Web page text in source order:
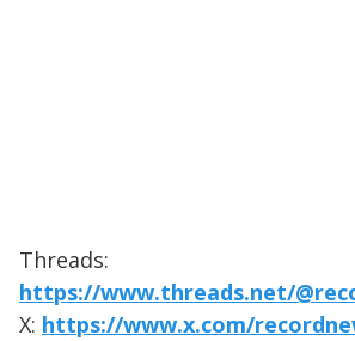
Threads:
https://www.threads.net/
X: https://www.x.com/